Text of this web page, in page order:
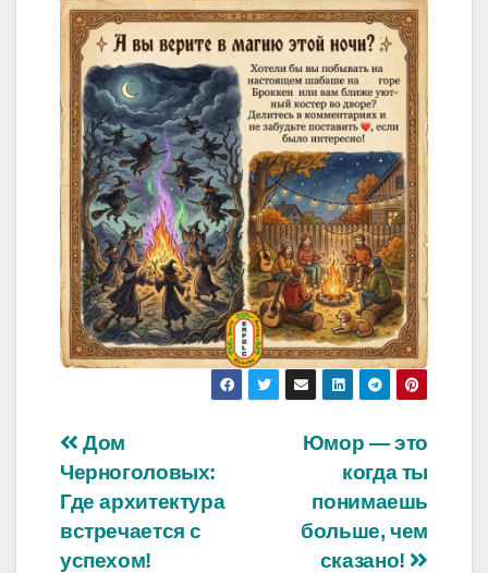
Навигация
по
записям
Юмор — это
когда ты
понимаешь
больше, чем
сказано!
Дом
Черноголовых:
Где архитектура
встречается с
успехом!